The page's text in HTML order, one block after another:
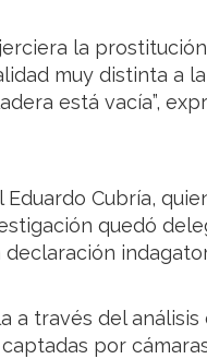
la
muy distinta a
está vacía”,
Cubría,
quedó
a través del
por